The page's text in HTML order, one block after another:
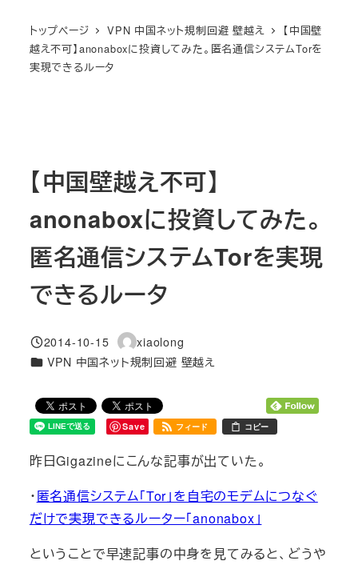
トップページ VPN 中国ネット規制回避 壁越え
【中国壁
越え不可】anonaboxに投資してみた。匿名通信システムTorを
実現できるルータ
【中国壁越え不可】
anonaboxに投資してみた。
匿名通信システムTorを実現
できるルータ
投稿日
2014-10-15
著
者
xiaolong
カテゴリー
VPN 中国ネット規制回避 壁越え
Save フィード コピー
昨日Gigazineにこんな記事が出ていた。
・匿名通信システム「Tor」を自宅のモデムにつなぐ
だけで実現できるルーター「anonabox」
ということで早速記事の中身を見てみると、どうや